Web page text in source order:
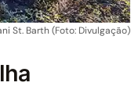
St. Barth (Foto: Divulgação)